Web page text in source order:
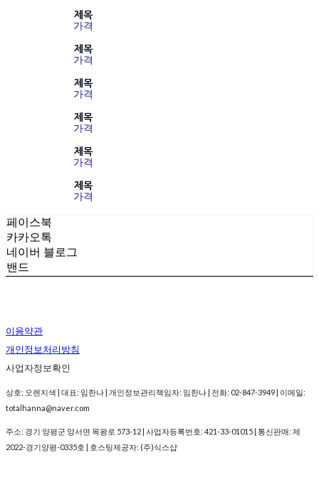
제목
가격
제목
가격
제목
가격
제목
가격
제목
가격
제목
가격
페이스북
카카오톡
네이버 블로그
밴드
이용약관
개인정보처리방침
사업자정보확인
상호: 오렌지색 | 대표: 임한나 | 개인정보관리책임자: 임한나 | 전화: 02-847-3949 | 이메일:
totalhanna@naver.com
주소: 경기 양평군 양서면 목왕로 573-12 | 사업자등록번호: 421-33-01015 | 통신판매: 제
2022-경기양평-0335호 | 호스팅제공자: (주)식스샵